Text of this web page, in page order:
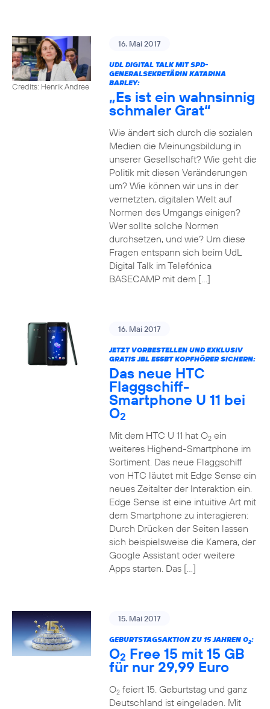
Credits: Henrik Andree
16. Mai 2017
UDL DIGITAL TALK MIT SPD-
GENERALSEKRETÄRIN KATARINA
BARLEY:
„Es ist ein wahnsinnig
schmaler Grat“
Wie ändert sich durch die sozialen
Medien die Meinungsbildung in
unserer Gesellschaft? Wie geht die
Politik mit diesen Veränderungen
um? Wie können wir uns in der
vernetzten, digitalen Welt auf
Normen des Umgangs einigen?
Wer sollte solche Normen
durchsetzen, und wie? Um diese
Fragen entspann sich beim UdL
Digital Talk im Telefónica
BASECAMP mit dem […]
16. Mai 2017
JETZT VORBESTELLEN UND EXKLUSIV
GRATIS JBL E55BT KOPFHÖRER SICHERN:
Das neue HTC
Flaggschiff-
Smartphone U 11 bei
O2
Mit dem HTC U 11 hat O2ein
weiteres Highend-Smartphone im
Sortiment. Das neue Flaggschiff
von HTC läutet mit Edge Sense ein
neues Zeitalter der Interaktion ein.
Edge Sense ist eine intuitive Art mit
dem Smartphone zu interagieren:
Durch Drücken der Seiten lassen
sich beispielsweise die Kamera, der
Google Assistant oder weitere
Apps starten. Das […]
15. Mai 2017
GEBURTSTAGSAKTION ZU 15 JAHREN O2:
O2 Free 15 mit 15 GB
für nur 29,99 Euro
O2feiert 15. Geburtstag und ganz
Deutschland ist eingeladen. Mit